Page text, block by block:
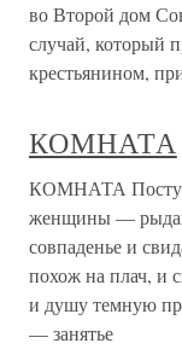
во Второй дом
случай, который
крестьянином,
КОМНАТА
КОМНАТА
женщины —
совпаденье и
похож на плач, и
и душу темную
— занятье